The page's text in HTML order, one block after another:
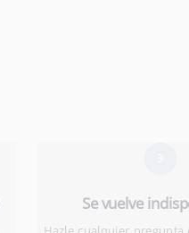
Se vuelve
Hazle cualquier